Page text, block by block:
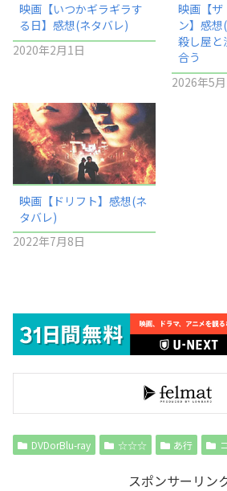
映画【いつかギラギラす
る日】感想(ネタバレ)
2020年2月1日
映画【ザ
ン】感想
殺し屋と
合う
2026年5
映画【ドリフト】感想(ネ
タバレ)
2022年7月8日
DVDorBlu-ray ☆☆☆ あ行
スポンサーリン